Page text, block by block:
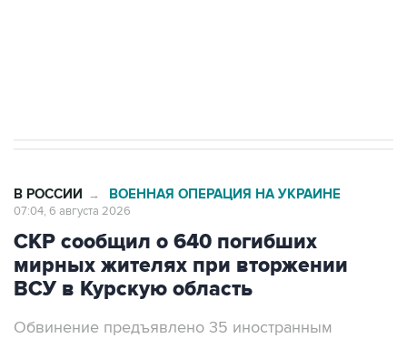
В РОССИИ → ВОЕННАЯ ОПЕРАЦИЯ НА УКРАИНЕ
07:04, 6 августа 2026
СКР сообщил о 640 погибших
мирных жителях при вторжении
ВСУ в Курскую область
Обвинение предъявлено 35 иностранным